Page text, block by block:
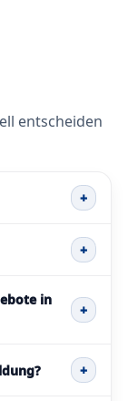
entscheiden
+
+
in
+
+